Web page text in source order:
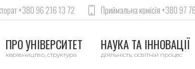
+380 96 216 13 72 Приймальна комісія +380 97
ПРО УНІВЕРСИТЕТ
керівництво, структура
НАУКА ТА ІННОВАЦІЇ
діяльність, освітній процес